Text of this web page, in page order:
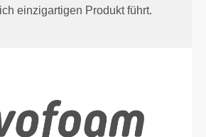
einzigartigen Produkt führt.